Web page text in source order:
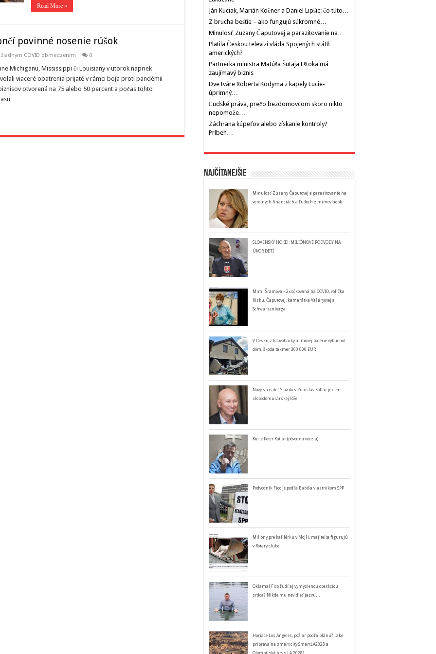
Read More »
povinné nosenie rúšok
COVID obmedzením 0
Michiganu, Mississippi či Louisiany v utorok napriek
viaceré opatrenia prijaté v rámci boja proti pandémii
otvorená na 75 alebo 50 percent a počas tohto
…
Ján Kuciak, Marián Kočner a Daniel Lipšic: čo túto…
Z brucha beštie – ako fungujú súkromné…
Minulosť Zuzany Čaputovej a parazitovanie na…
Platila Českou televizi vláda Spojených států
amerických?
Partnerka ministra Matúša Šutaja Eštoka má
zaujímavý biznis
Dve tváre Roberta Kodyma z kapely Lucie-
úprimný…
Ľudské práva, prečo bezdomovcom skoro nikto
nepomože…
Záchrana kúpeľov alebo získanie kontroly?
Príbeh…
Najčítanejšie
Minulosť Zuzany Čaputovej a parazitovanie na
verejných financiách a ľudoch z mimovládok
SLOVENSKÝ HOKEJ: MILIÓNOVÉ PODVODY NA
ÚKOR DETÍ
Mimi Šramová – 2x očkovaná na COVID, volička
Kisku, Čaputovej, kamarátka Vašáryovej a
Schwarzenberga
V Česku z fotovoltaiky a lítiovej batérie vybuchol
dom, škoda takmer 300 000 EUR
Nový spasiteľ Slovákov Zoroslav Kollár je člen
slobodomurárskej lóže
Kto je Peter Kotlár (pôvodná verzia)
Podvodník Fico je podľa Babiša vlastníkom SPP
Milióny pre kafilérku v Mojši, majitelia figurujú
v Rotary clube
Oklamal Fico ľudí aj vymyslenou operáciou
srdca? Nikde mu nevidieť jazvu…
Horiace Los Angeles, požiar podľa plánu? ..ako
príprava na smart city SmartLA2028 a